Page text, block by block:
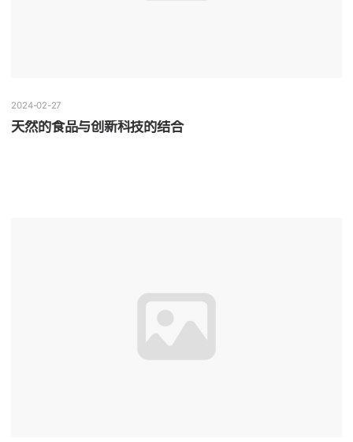
2024-02-27
天然的食品与创新科技的结合